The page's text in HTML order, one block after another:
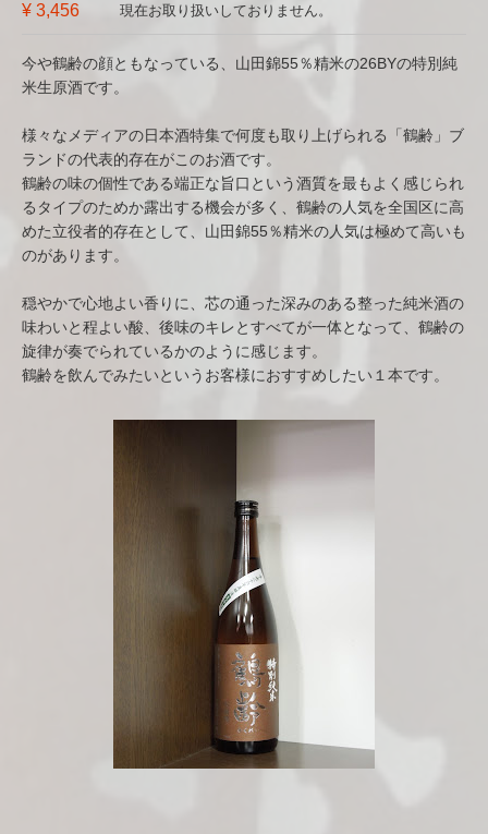
¥ 3,456
現在お取り扱いしておりません。
今や鶴齢の顔ともなっている、山田錦55％精米の26BYの特別純
米生原酒です。
様々なメディアの日本酒特集で何度も取り上げられる「鶴齢」ブ
ランドの代表的存在がこのお酒です。
鶴齢の味の個性である端正な旨口という酒質を最もよく感じられ
るタイプのためか露出する機会が多く、鶴齢の人気を全国区に高
めた立役者的存在として、山田錦55％精米の人気は極めて高いも
のがあります。
穏やかで心地よい香りに、芯の通った深みのある整った純米酒の
味わいと程よい酸、後味のキレとすべてが一体となって、鶴齢の
旋律が奏でられているかのように感じます。
鶴齢を飲んでみたいというお客様におすすめしたい１本です。